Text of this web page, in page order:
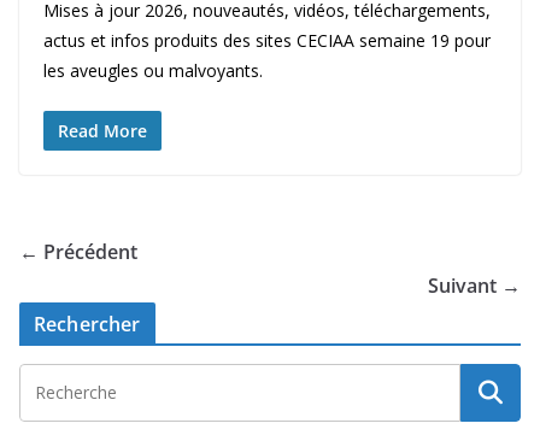
Mises à jour 2026, nouveautés, vidéos, téléchargements,
actus et infos produits des sites CECIAA semaine 19 pour
les aveugles ou malvoyants.
Read More
← Précédent
Suivant →
Rechercher